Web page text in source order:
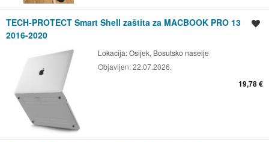
TECH-PROTECT Smart Shell zaštita za MACBOOK PRO 13
2016-2020
Lokacija:Osijek, Bosutsko naselje
Objavljen:22.07.2026.
19,78 €